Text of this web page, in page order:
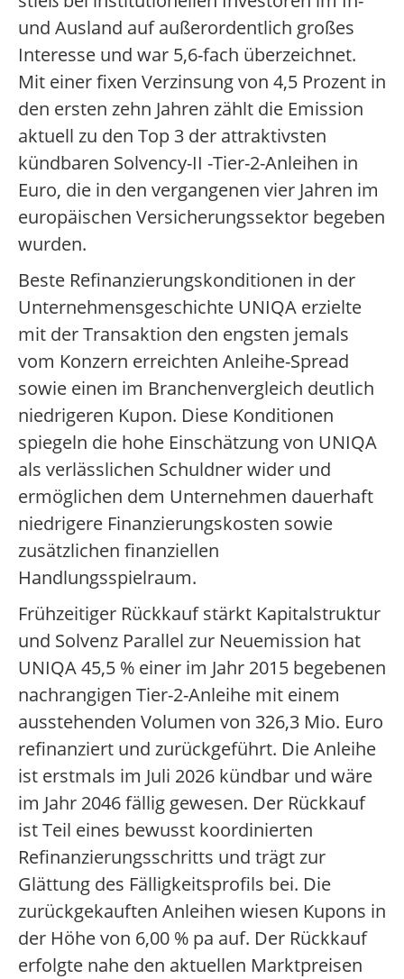
und Ausland auf außerordentlich großes
Interesse und war 5,6-fach überzeichnet.
Mit einer fixen Verzinsung von 4,5 Prozent in
den ersten zehn Jahren zählt die Emission
aktuell zu den Top 3 der attraktivsten
kündbaren Solvency-II -Tier-2-Anleihen in
Euro, die in den vergangenen vier Jahren im
europäischen Versicherungssektor begeben
wurden.
Beste Refinanzierungskonditionen in der
Unternehmensgeschichte UNIQA erzielte
mit der Transaktion den engsten jemals
vom Konzern erreichten Anleihe-Spread
sowie einen im Branchenvergleich deutlich
niedrigeren Kupon. Diese Konditionen
spiegeln die hohe Einschätzung von UNIQA
als verlässlichen Schuldner wider und
ermöglichen dem Unternehmen dauerhaft
niedrigere Finanzierungskosten sowie
zusätzlichen finanziellen
Handlungsspielraum.
Frühzeitiger Rückkauf stärkt Kapitalstruktur
und Solvenz Parallel zur Neuemission hat
UNIQA 45,5 % einer im Jahr 2015 begebenen
nachrangigen Tier-2-Anleihe mit einem
ausstehenden Volumen von 326,3 Mio. Euro
refinanziert und zurückgeführt. Die Anleihe
ist erstmals im Juli 2026 kündbar und wäre
im Jahr 2046 fällig gewesen. Der Rückkauf
ist Teil eines bewusst koordinierten
Refinanzierungsschritts und trägt zur
Glättung des Fälligkeitsprofils bei. Die
zurückgekauften Anleihen wiesen Kupons in
der Höhe von 6,00 % pa auf. Der Rückkauf
erfolgte nahe den aktuellen Marktpreisen